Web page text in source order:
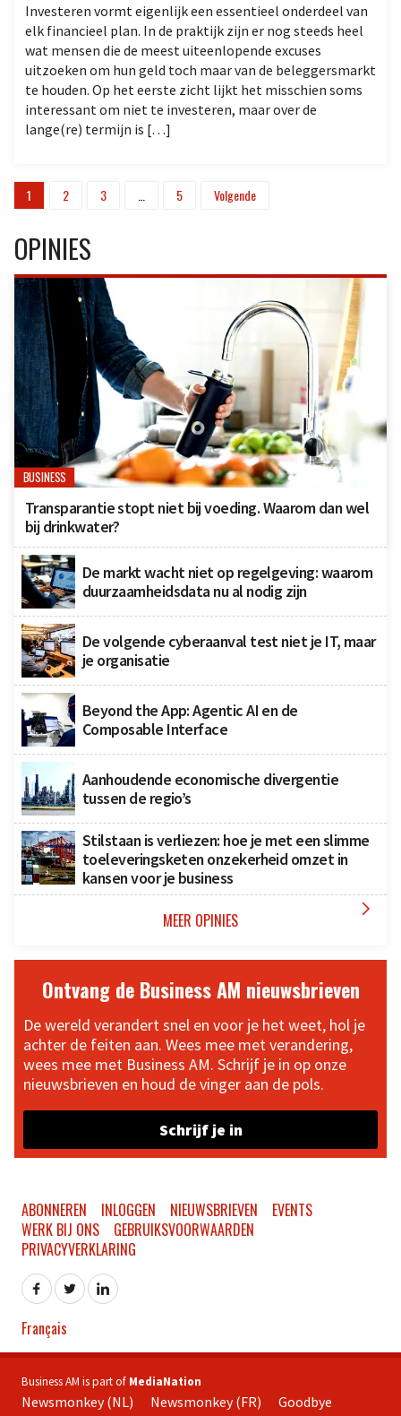
Investeren vormt eigenlijk een essentieel onderdeel van
elk financieel plan. In de praktijk zijn er nog steeds heel
wat mensen die de meest uiteenlopende excuses
uitzoeken om hun geld toch maar van de beleggersmarkt
te houden. Op het eerste zicht lijkt het misschien soms
interessant om niet te investeren, maar over de
lange(re) termijn is […]
1 2 3 5 Volgende
OPINIES
BUSINESS
Transparantie stopt niet bij voeding. Waarom dan wel
bij drinkwater?
De markt wacht niet op regelgeving: waarom
duurzaamheidsdata nu al nodig zijn
De volgende cyberaanval test niet je IT, maar
je organisatie
Beyond the App: Agentic AI en de
Composable Interface
Aanhoudende economische divergentie
tussen de regio’s
Stilstaan is verliezen: hoe je met een slimme
toeleveringsketen onzekerheid omzet in
kansen voor je business
MEER OPINIES 
Ontvang de Business AM nieuwsbrieven
De wereld verandert snel en voor je het weet, hol je
achter de feiten aan. Wees mee met verandering,
wees mee met Business AM. Schrijf je in op onze
nieuwsbrieven en houd de vinger aan de pols.
Schrijf je in
ABONNEREN INLOGGEN NIEUWSBRIEVEN
EVENTS
WERK BIJ ONS
GEBRUIKSVOORWAARDEN
PRIVACYVERKLARING
Français
Business AM is part of MediaNation
Newsmonkey (NL) Newsmonkey (FR) Goodbye